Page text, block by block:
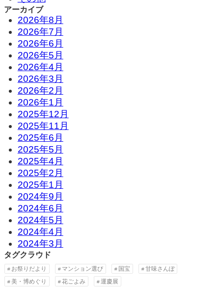
アーカイブ
2026年8月
2026年7月
2026年6月
2026年5月
2026年4月
2026年3月
2026年2月
2026年1月
2025年12月
2025年11月
2025年6月
2025年5月
2025年4月
2025年2月
2025年1月
2024年9月
2024年6月
2024年5月
2024年4月
2024年3月
タグクラウド
お祭りだより マンション選び 国宝
甘味さんぽ
美・博めぐり
花ごよみ 運慶展